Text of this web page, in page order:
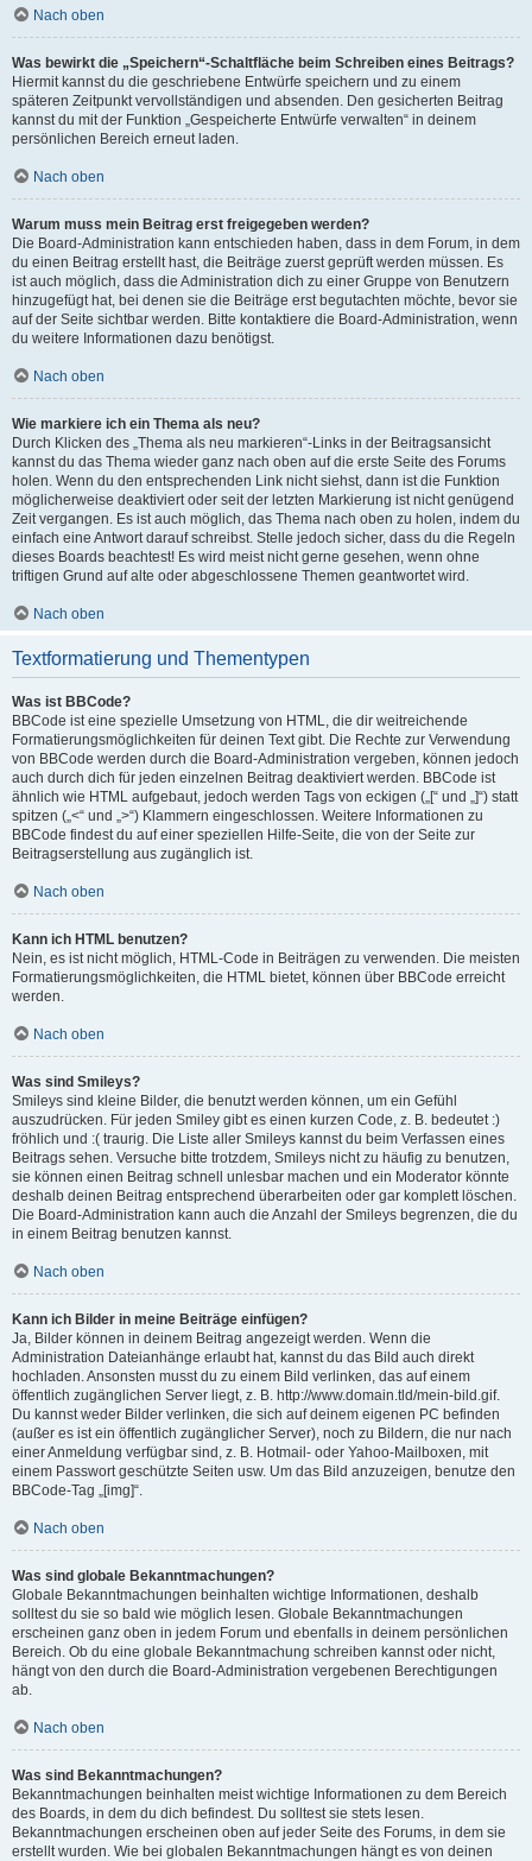
Nach oben
Was bewirkt die „Speichern“-Schaltfläche beim Schreiben eines Beitrags?
Hiermit kannst du die geschriebene Entwürfe speichern und zu einem
späteren Zeitpunkt vervollständigen und absenden. Den gesicherten Beitrag
kannst du mit der Funktion „Gespeicherte Entwürfe verwalten“ in deinem
persönlichen Bereich erneut laden.
Nach oben
Warum muss mein Beitrag erst freigegeben werden?
Die Board-Administration kann entschieden haben, dass in dem Forum, in dem
du einen Beitrag erstellt hast, die Beiträge zuerst geprüft werden müssen. Es
ist auch möglich, dass die Administration dich zu einer Gruppe von Benutzern
hinzugefügt hat, bei denen sie die Beiträge erst begutachten möchte, bevor sie
auf der Seite sichtbar werden. Bitte kontaktiere die Board-Administration, wenn
du weitere Informationen dazu benötigst.
Nach oben
Wie markiere ich ein Thema als neu?
Durch Klicken des „Thema als neu markieren“-Links in der Beitragsansicht
kannst du das Thema wieder ganz nach oben auf die erste Seite des Forums
holen. Wenn du den entsprechenden Link nicht siehst, dann ist die Funktion
möglicherweise deaktiviert oder seit der letzten Markierung ist nicht genügend
Zeit vergangen. Es ist auch möglich, das Thema nach oben zu holen, indem du
einfach eine Antwort darauf schreibst. Stelle jedoch sicher, dass du die Regeln
dieses Boards beachtest! Es wird meist nicht gerne gesehen, wenn ohne
triftigen Grund auf alte oder abgeschlossene Themen geantwortet wird.
Nach oben
Textformatierung und Thementypen
Was ist BBCode?
BBCode ist eine spezielle Umsetzung von HTML, die dir weitreichende
Formatierungsmöglichkeiten für deinen Text gibt. Die Rechte zur Verwendung
von BBCode werden durch die Board-Administration vergeben, können jedoch
auch durch dich für jeden einzelnen Beitrag deaktiviert werden. BBCode ist
ähnlich wie HTML aufgebaut, jedoch werden Tags von eckigen („[“ und „]“) statt
spitzen („<“ und „>“) Klammern eingeschlossen. Weitere Informationen zu
BBCode findest du auf einer speziellen Hilfe-Seite, die von der Seite zur
Beitragserstellung aus zugänglich ist.
Nach oben
Kann ich HTML benutzen?
Nein, es ist nicht möglich, HTML-Code in Beiträgen zu verwenden. Die meisten
Formatierungsmöglichkeiten, die HTML bietet, können über BBCode erreicht
werden.
Nach oben
Was sind Smileys?
Smileys sind kleine Bilder, die benutzt werden können, um ein Gefühl
auszudrücken. Für jeden Smiley gibt es einen kurzen Code, z. B. bedeutet :)
fröhlich und :( traurig. Die Liste aller Smileys kannst du beim Verfassen eines
Beitrags sehen. Versuche bitte trotzdem, Smileys nicht zu häufig zu benutzen,
sie können einen Beitrag schnell unlesbar machen und ein Moderator könnte
deshalb deinen Beitrag entsprechend überarbeiten oder gar komplett löschen.
Die Board-Administration kann auch die Anzahl der Smileys begrenzen, die du
in einem Beitrag benutzen kannst.
Nach oben
Kann ich Bilder in meine Beiträge einfügen?
Ja, Bilder können in deinem Beitrag angezeigt werden. Wenn die
Administration Dateianhänge erlaubt hat, kannst du das Bild auch direkt
hochladen. Ansonsten musst du zu einem Bild verlinken, das auf einem
öffentlich zugänglichen Server liegt, z. B. http://www.domain.tld/mein-bild.gif.
Du kannst weder Bilder verlinken, die sich auf deinem eigenen PC befinden
(außer es ist ein öffentlich zugänglicher Server), noch zu Bildern, die nur nach
einer Anmeldung verfügbar sind, z. B. Hotmail- oder Yahoo-Mailboxen, mit
einem Passwort geschützte Seiten usw. Um das Bild anzuzeigen, benutze den
BBCode-Tag „[img]“.
Nach oben
Was sind globale Bekanntmachungen?
Globale Bekanntmachungen beinhalten wichtige Informationen, deshalb
solltest du sie so bald wie möglich lesen. Globale Bekanntmachungen
erscheinen ganz oben in jedem Forum und ebenfalls in deinem persönlichen
Bereich. Ob du eine globale Bekanntmachung schreiben kannst oder nicht,
hängt von den durch die Board-Administration vergebenen Berechtigungen
ab.
Nach oben
Was sind Bekanntmachungen?
Bekanntmachungen beinhalten meist wichtige Informationen zu dem Bereich
des Boards, in dem du dich befindest. Du solltest sie stets lesen.
Bekanntmachungen erscheinen oben auf jeder Seite des Forums, in dem sie
erstellt wurden. Wie bei globalen Bekanntmachungen hängt es von deinen